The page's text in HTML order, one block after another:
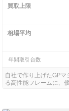
買取上限
相場平均
年間取引台数
自社で作り上げたGPマ
る高性能フレームに、優